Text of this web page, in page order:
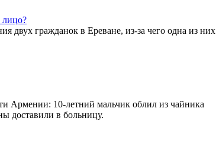
лицо?
двух гражданок в Ереване, из-за чего одна из них
Армении: 10-летний мальчик облил из чайника
доставили в больницу.